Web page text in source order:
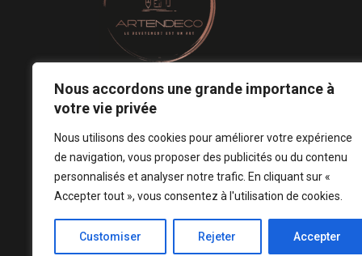
Nous accordons une grande importance à
votre vie privée
Nous utilisons des cookies pour améliorer votre expérience
de navigation, vous proposer des publicités ou du contenu
personnalisés et analyser notre trafic. En cliquant sur «
Accepter tout », vous consentez à l'utilisation de cookies.
Customiser Rejeter Accepter
Le revêtement mural est un art.
Notre conception est votre signature ! ♡